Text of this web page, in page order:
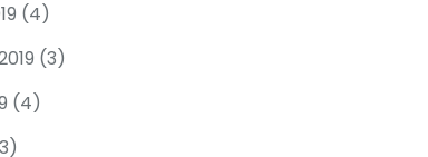
(4)
(3)
(4)